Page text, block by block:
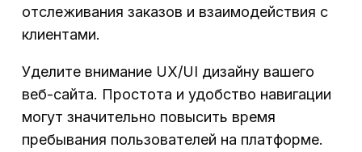
отслеживания заказов и взаимодействия с
клиентами.
Уделите внимание UX/UI дизайну вашего
веб-сайта. Простота и удобство навигации
могут значительно повысить время
пребывания пользователей на платформе.